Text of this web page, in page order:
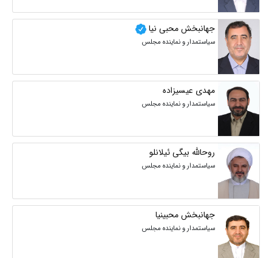
جهانبخش محبی نیا
سیاستمدار و نماینده مجلس
مهدی عیسیزاده
سیاستمدار و نماینده مجلس
روحالله بیگی ئیلانلو
سیاستمدار و نماینده مجلس
جهانبخش محبینیا
سیاستمدار و نماینده مجلس